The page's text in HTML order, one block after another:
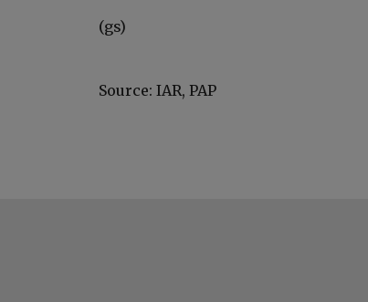
(gs)
Source: IAR, PAP